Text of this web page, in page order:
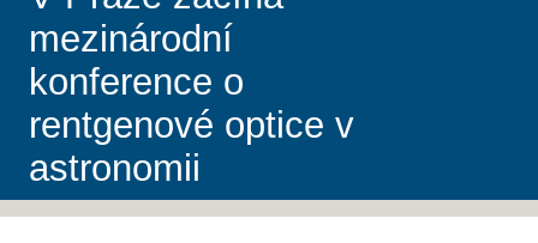
mezinárodní
konference o
rentgenové optice v
astronomii